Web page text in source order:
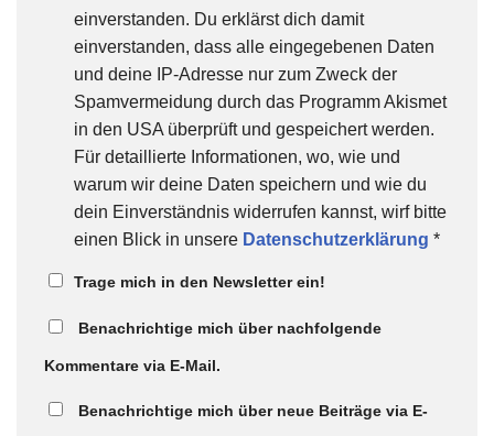
einverstanden. Du erklärst dich damit
einverstanden, dass alle eingegebenen Daten
und deine IP-Adresse nur zum Zweck der
Spamvermeidung durch das Programm Akismet
in den USA überprüft und gespeichert werden.
Für detaillierte Informationen, wo, wie und
warum wir deine Daten speichern und wie du
dein Einverständnis widerrufen kannst, wirf bitte
einen Blick in unsere Datenschutzerklärung *
Trage mich in den Newsletter ein!
Benachrichtige mich über nachfolgende
Kommentare via E-Mail.
Benachrichtige mich über neue Beiträge via E-